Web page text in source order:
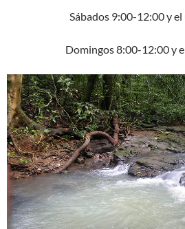
Sábados 9:00-12:00 y
Domingos 8:00-12:00 y